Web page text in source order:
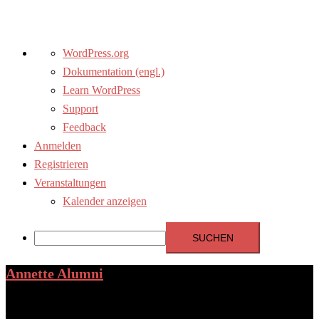
Über
WordPress
WordPress.org
Dokumentation (engl.)
Learn WordPress
Support
Feedback
Anmelden
Registrieren
Veranstaltungen
Kalender anzeigen
Suchen
Zum
Annette Alumni